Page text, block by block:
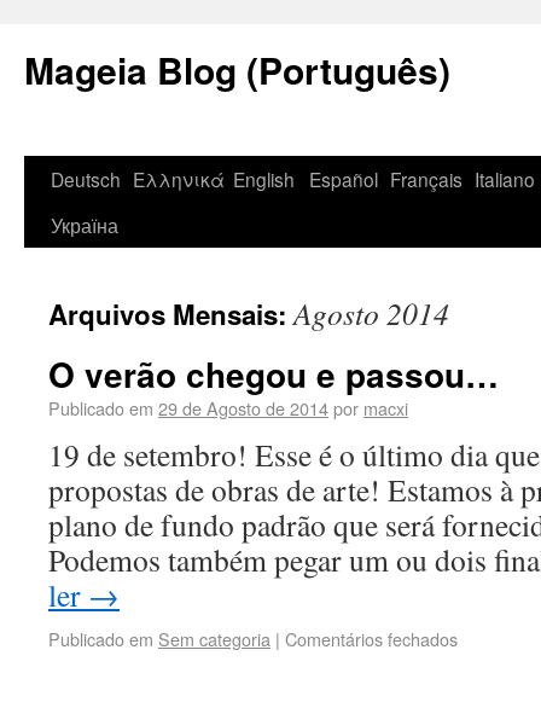
Mageia Blog (Português)
Deutsch Ελληνικά English Español Français Italiano
Україна
Arquivos Mensais:Agosto 2014
O verão chegou e passou…
Publicado em 29 de Agosto de 2014por macxi
19 de setembro! Esse é o último dia
propostas de obras de arte! Estamos à
plano de fundo padrão que será
Podemos também pegar um ou dois
ler →
Publicado em Sem categoria | Comentários fechados